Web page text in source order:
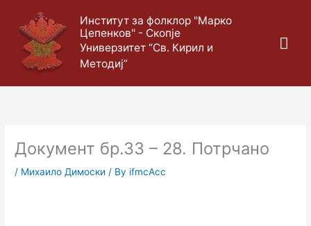
content
Институт за фолклор "Марко
Цепенков" - Скопје
Универзитет “Св. Кирил и
Методиј”
Документ бр.33 – 28. Потрчано
/ Михаило Димоски / By ifmcAcc